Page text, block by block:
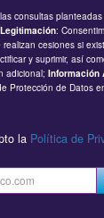
consultas
Legitimación:
realizan cesiones si
y suprimir, así
adicional; Información
Protección de Datos
la Política de